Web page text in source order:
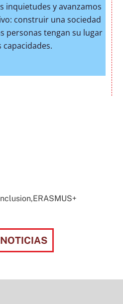
inquietudes y avanzamos
construir una sociedad
personas tengan su lugar